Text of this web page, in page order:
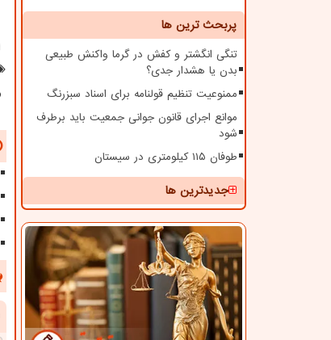
پربحث ترین ها
تنگی انگشتر و کفش در گرما واکنش طبیعی
بدن یا هشدار جدی؟
ممنوعیت تنظیم قولنامه برای اسناد سبزرنگ
موانع اجرای قانون جوانی جمعیت باید برطرف
شود
طوفان ۱۱۵ کیلومتری در سیستان
جدیدترین ها